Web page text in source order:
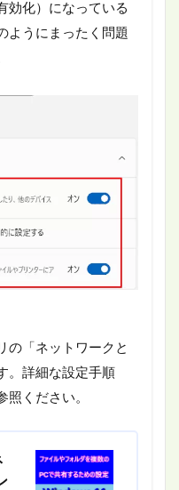
効化）になっている
ようにまったく問題
の「ネットワークと
。詳細な設定手順
照ください。